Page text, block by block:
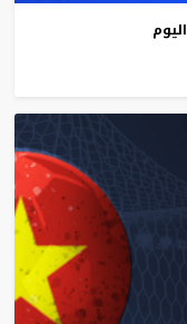
اليوم